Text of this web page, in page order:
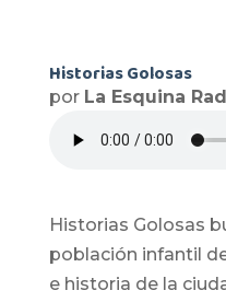
Historias Golosas
por La Esquina
Historias Golosas
población infantil
e historia de la